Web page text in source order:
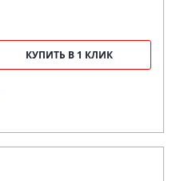
КУПИТЬ В 1 КЛИК